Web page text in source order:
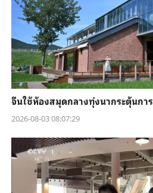
จีนใช้ห้องสมุดกลางทุ่งนากระตุ้นกา
2026-08-03 08:07:29